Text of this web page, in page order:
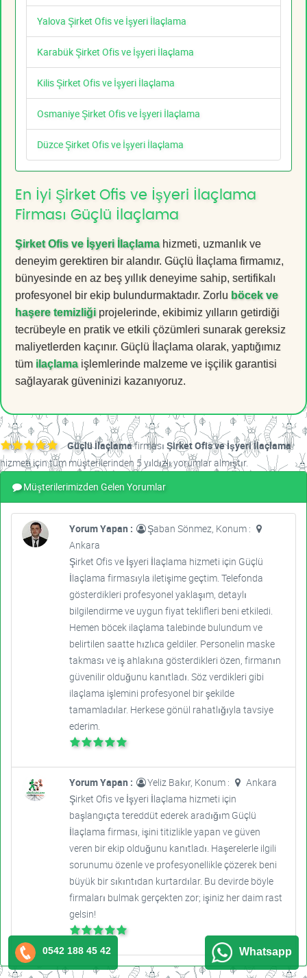
Yalova Şirket Ofis ve İşyeri İlaçlama
Karabük Şirket Ofis ve İşyeri İlaçlama
Kilis Şirket Ofis ve İşyeri İlaçlama
Osmaniye Şirket Ofis ve İşyeri İlaçlama
Düzce Şirket Ofis ve İşyeri İlaçlama
En İyi Şirket Ofis ve İşyeri İlaçlama
Firması Güçlü İlaçlama
Şirket Ofis ve İşyeri İlaçlamahizmeti, uzmanlık ve
deneyim gerektiren bir alandır. Güçlü İlaçlama firmamız,
bünyesinde en az beş yıllık deneyime sahip, sertifikalı
profesyonel bir ekip bulundurmaktadır. Zorlu böcek ve
haşere temizliği projelerinde, ekibimiz yılların getirdiği
tecrübeyle en pratik ve etkili çözümleri sunarak gereksiz
maliyetlerden kaçınır. Güçlü İlaçlama olarak, yaptığımız
tüm ilaçlamaişlemlerinde malzeme ve işçilik garantisi
sağlayarak güveninizi kazanıyoruz.
Güçlü İlaçlamafirması Şirket Ofis ve İşyeri İlaçlama
hizmeti için tüm müşterilerinden 5 yıldızlı yorumlar almıştır.
Müşterilerimizden Gelen Yorumlar
Yorum Yapan :
Şaban Sönmez, Konum :
Ankara
Şirket Ofis ve İşyeri İlaçlama hizmeti için Güçlü
İlaçlama firmasıyla iletişime geçtim. Telefonda
gösterdikleri profesyonel yaklaşım, detaylı
bilgilendirme ve uygun fiyat teklifleri beni etkiledi.
Hemen böcek ilaçlama talebinde bulundum ve
belirtilen saatte hızlıca geldiler. Personelin maske
takması ve iş ahlakına gösterdikleri özen, firmanın
güvenilir olduğunu kanıtladı. Söz verdikleri gibi
ilaçlama işlemini profesyonel bir şekilde
tamamladılar. Herkese gönül rahatlığıyla tavsiye
ederim.
Yorum Yapan : Yeliz Bakır, Konum :
Ankara
Şirket Ofis ve İşyeri İlaçlama hizmeti için
başlangıçta tereddüt ederek aradığım Güçlü
İlaçlama firması, işini titizlikle yapan ve güven
veren bir ekip olduğunu kanıtladı. Haşerelerle ilgili
sorunumu özenle ve profesyonellikle çözerek beni
büyük bir sıkıntıdan kurtardılar. Bu devirde böyle
firmaları bulmak gerçekten zor; işiniz her daim rast
gelsin!
0542 188 45 42 Whatsapp